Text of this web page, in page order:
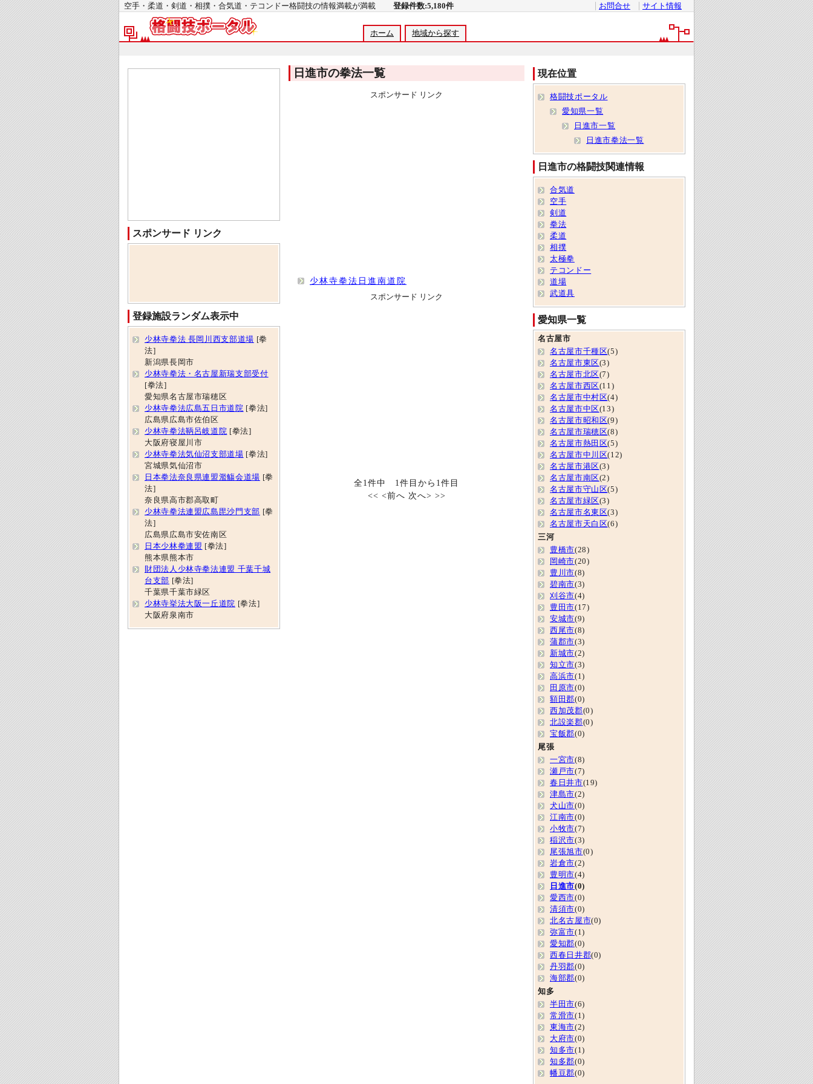
空手・柔道・剣道・相撲・合気道・テコンドー格闘技の情報満載が満載 登録件数:5,180件 お問合せ サイト情報
ホーム 地域から探す
日進市の拳法一覧
スポンサード リンク
少林寺拳法日進南道院
スポンサード リンク
全1件中 1件目から1件目
<< <前へ 次へ> >>
スポンサード リンク
登録施設ランダム表示中
少林寺拳法 長岡川西支部道場 [拳
法]
新潟県長岡市
少林寺拳法・名古屋新瑞支部受付
[拳法]
愛知県名古屋市瑞穂区
少林寺拳法広島五日市道院 [拳法]
広島県広島市佐伯区
少林寺拳法鞆呂岐道院 [拳法]
大阪府寝屋川市
少林寺拳法気仙沼支部道場 [拳法]
宮城県気仙沼市
日本拳法奈良県連盟濫觴会道場 [拳
法]
奈良県高市郡高取町
少林寺拳法連盟広島毘沙門支部 [拳
法]
広島県広島市安佐南区
日本少林拳連盟 [拳法]
熊本県熊本市
財団法人少林寺拳法連盟 千葉千城
台支部 [拳法]
千葉県千葉市緑区
少林寺挙法大阪一丘道院 [拳法]
大阪府泉南市
現在位置
格闘技ポータル
愛知県一覧
日進市一覧
日進市拳法一覧
日進市の格闘技関連情報
合気道
空手
剣道
拳法
柔道
相撲
太極拳
テコンドー
道場
武道具
愛知県一覧
名古屋市
名古屋市千種区(5)
名古屋市東区 (3)
名古屋市北区 (7)
名古屋市西区 (11)
名古屋市中村区(4)
名古屋市中区 (13)
名古屋市昭和区(9)
名古屋市瑞穂区(8)
名古屋市熱田区(5)
名古屋市中川区(12)
名古屋市港区 (3)
名古屋市南区 (2)
名古屋市守山区(5)
名古屋市緑区 (3)
名古屋市名東区(3)
名古屋市天白区(6)
三河
豊橋市(28)
岡崎市(20)
豊川市(8)
碧南市(3)
刈谷市(4)
豊田市(17)
安城市(9)
西尾市(8)
蒲郡市(3)
新城市(2)
知立市(3)
高浜市(1)
田原市(0)
額田郡(0)
西加茂郡(0)
北設楽郡(0)
宝飯郡(0)
尾張
一宮市(8)
瀬戸市(7)
春日井市(19)
津島市(2)
犬山市(0)
江南市(0)
小牧市(7)
稲沢市(3)
尾張旭市(0)
岩倉市(2)
豊明市(4)
日進市(0)
愛西市(0)
清須市(0)
北名古屋市(0)
弥富市(1)
愛知郡(0)
西春日井郡(0)
丹羽郡(0)
海部郡(0)
知多
半田市(6)
常滑市(1)
東海市(2)
大府市(0)
知多市(1)
知多郡(0)
幡豆郡(0)